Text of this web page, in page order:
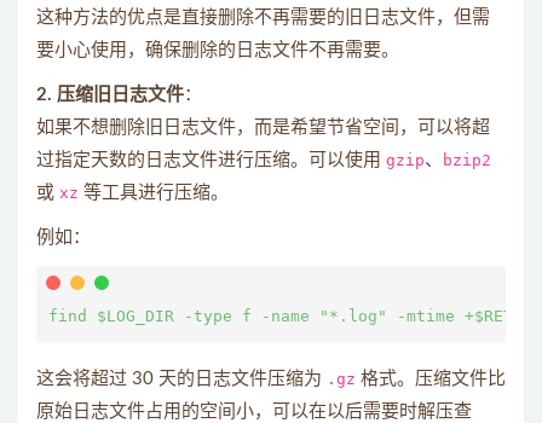
这种方法的优点是直接删除不再需要的旧日志文件，但需
要小心使用，确保删除的日志文件不再需要。
2. 压缩旧日志文件：
如果不想删除旧日志文件，而是希望节省空间，可以将超
过指定天数的日志文件进行压缩。可以使用 gzip、
bzip2
或 xz 等工具进行压缩。
例如：
这会将超过 30 天的日志文件压缩为 .gz 格式。压缩文件比
原始日志文件占用的空间小，可以在以后需要时解压查